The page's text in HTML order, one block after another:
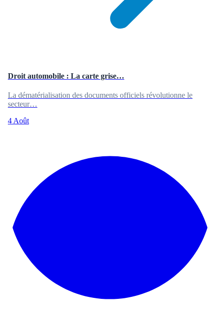
Droit automobile : La carte grise…
La dématérialisation des documents officiels révolutionne le
secteur…
4 Août